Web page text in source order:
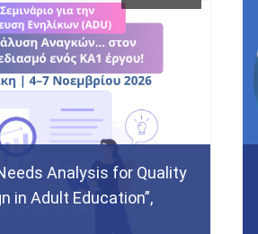
Analysis for Quality
in Adult Education”,